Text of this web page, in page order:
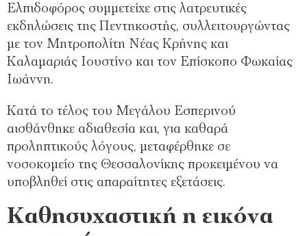
Ελπιδοφόρος συμμετείχε στις λατρευτικές
εκδηλώσεις της Πεντηκοστής, συλλειτουργώντας
με τον Μητροπολίτη Νέας Κρήνης και
Καλαμαριάς Ιουστίνο και τον Επίσκοπο Φωκαίας
Ιωάννη.
Κατά το τέλος του Μεγάλου Εσπερινού
αισθάνθηκε αδιαθεσία και, για καθαρά
προληπτικούς λόγους, μεταφέρθηκε σε
νοσοκομείο της Θεσσαλονίκης προκειμένου να
υποβληθεί στις απαραίτητες εξετάσεις.
Καθησυχαστική η εικόνα